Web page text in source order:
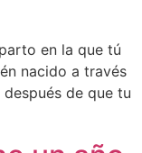
en la que tú
nacido a través
de que tu